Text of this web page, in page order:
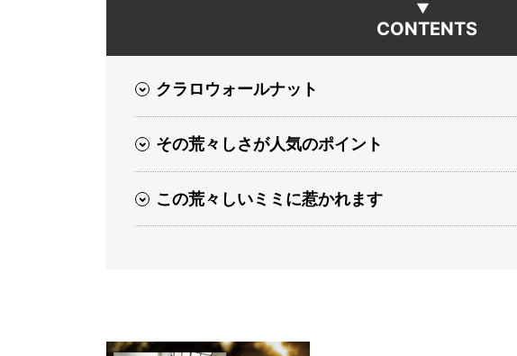
CONTENTS
クラロウォールナット
その荒々しさが人気のポイント
この荒々しいミミに惹かれます